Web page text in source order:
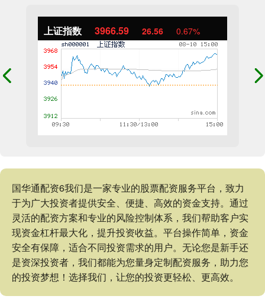
上证指数 3966.59 26.56 0.67%
国华通配资6我们是一家专业的股票配资服务平台，致力
于为广大投资者提供安全、便捷、高效的资金支持。通过
灵活的配资方案和专业的风险控制体系，我们帮助客户实
现资金杠杆最大化，提升投资收益。平台操作简单，资金
安全有保障，适合不同投资需求的用户。无论您是新手还
是资深投资者，我们都能为您量身定制配资服务，助力您
的投资梦想！选择我们，让您的投资更轻松、更高效。